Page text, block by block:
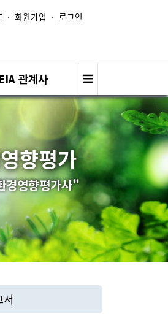
∙ 회원가입 ∙ 로그인
EIA 관계사
향평가
경영향평가사”
서